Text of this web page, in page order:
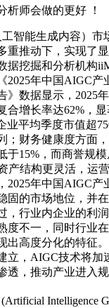
析师会做的更好 ！
智能生成内容）市
重推动下，实现了
据挖掘和分析机构
2025年中国AIGC产
》数据显示，2025
合增长率达62%，
业平均季度市值超
；财务健康度方面
于15%，而商誉规
产结构更灵活，运营
2025年中国AIGC产
固的市场地位，并
，行业内企业的利
度不一，同时行业
出高度分化的特征
立，AIGC技术将加
透，推动产业进入
Intelligence